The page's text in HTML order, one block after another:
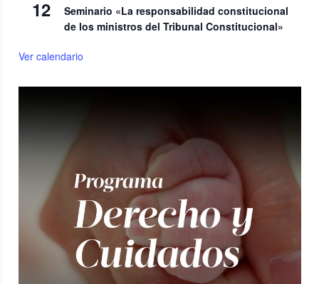
12
Seminario «La responsabilidad constitucional
de los ministros del Tribunal Constitucional»
Ver calendario